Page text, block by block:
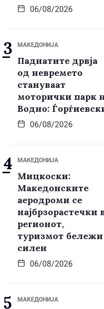
06/08/2026
МАКЕДОНИЈА
Паднатите дрвја
од невремето
стануваат
моторички парк
Водно:
06/08/2026
МАКЕДОНИЈА
Мицкоски:
Македонските
аеродроми се
најбрзорастечки
регионот,
туризмот бележи
силен
06/08/2026
МАКЕДОНИЈА